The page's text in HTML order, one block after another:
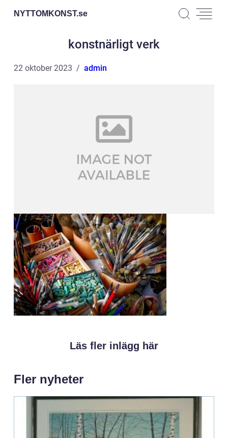
NYTTOMKONST.se
konstnärligt verk
22 oktober 2023 admin
Läs fler inlägg här
Fler nyheter